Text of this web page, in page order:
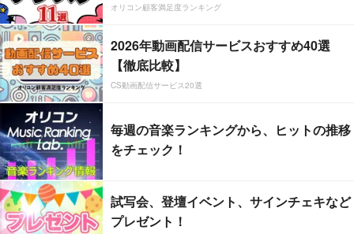
オリコン顧客満足度ランキング
2026年動画配信サービスおすすめ40選
【徹底比較】
CS動画配信サービス20選
毎週の音楽ランキングから、ヒットの推移
をチェック！
試写会、登壇イベント、サインチェキなど
プレゼント！